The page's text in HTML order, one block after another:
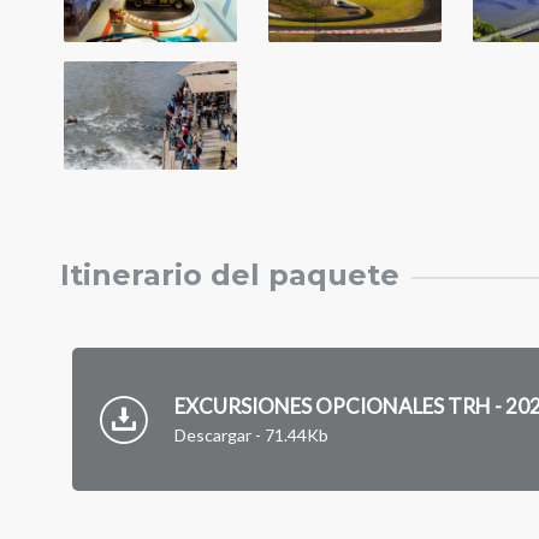
Itinerario del paquete
EXCURSIONES OPCIONALES TRH -
Descargar - 71.44Kb